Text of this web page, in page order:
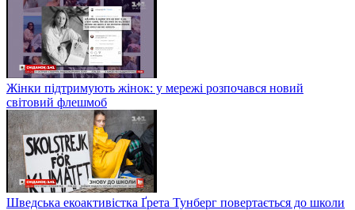
Жінки підтримують жінок: у мережі розпочався новий
світовий флешмоб
Шведська екоактивістка Ґрета Тунберг повертається до школи